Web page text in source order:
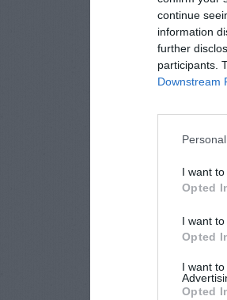
continue
information
further
participants.
Downstream
I want
Opted
I want
Opted
I want
Opted